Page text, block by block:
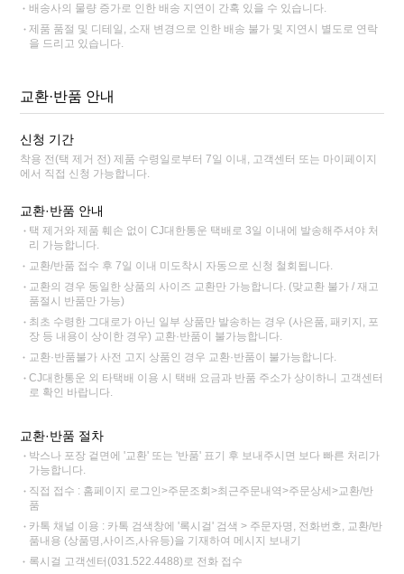
배송사의 물량 증가로 인한 배송 지연이 간혹 있을 수 있습니다.
제품 품절 및 디테일, 소재 변경으로 인한 배송 불가 및 지연시 별도로 연락
을 드리고 있습니다.
교환·반품 안내
신청 기간
착용 전(택 제거 전) 제품 수령일로부터 7일 이내, 고객센터 또는 마이페이지
에서 직접 신청 가능합니다.
교환·반품 안내
택 제거와 제품 훼손 없이 CJ대한통운 택배로 3일 이내에 발송해주셔야 처
리 가능합니다.
교환/반품 접수 후 7일 이내 미도착시 자동으로 신청 철회됩니다.
교환의 경우 동일한 상품의 사이즈 교환만 가능합니다. (맞교환 불가 / 재고
품절시 반품만 가능)
최초 수령한 그대로가 아닌 일부 상품만 발송하는 경우 (사은품, 패키지, 포
장 등 내용이 상이한 경우) 교환·반품이 불가능합니다.
교환·반품불가 사전 고지 상품인 경우 교환·반품이 불가능합니다.
CJ대한통운 외 타택배 이용 시 택배 요금과 반품 주소가 상이하니 고객센터
로 확인 바랍니다.
교환·반품 절차
박스나 포장 겉면에 '교환' 또는 '반품' 표기 후 보내주시면 보다 빠른 처리가
가능합니다.
직접 접수 : 홈페이지 로그인>주문조회>최근주문내역>주문상세>교환/반
품
카톡 채널 이용 : 카톡 검색창에 '록시걸' 검색 > 주문자명, 전화번호, 교환/반
품내용 (상품명,사이즈,사유등)을 기재하여 메시지 보내기
록시걸 고객센터(031.522.4488)로 전화 접수